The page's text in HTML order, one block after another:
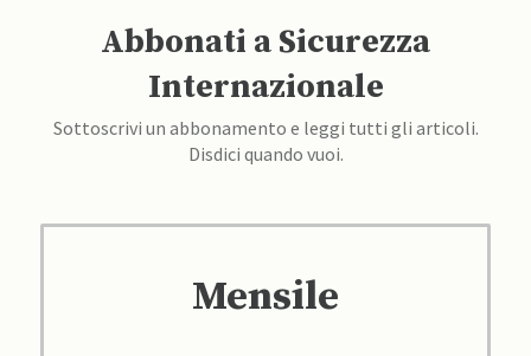
Abbonati a Sicurezza
Internazionale
Sottoscrivi un abbonamento e leggi tutti gli articoli.
Disdici quando vuoi.
Mensile